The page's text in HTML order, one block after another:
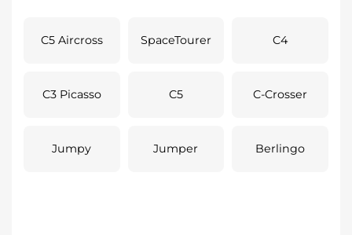
C5 Aircross SpaceTourer C4
C3 Picasso C5 C-Crosser
Jumpy Jumper Berlingo